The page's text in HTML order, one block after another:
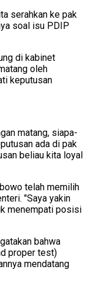
serahkan ke pak
soal isu PDIP
di kabinet
oleh
keputusan
matang, siapa-
ada di pak
beliau kita loyal
telah memilih
"Saya yakin
menempati posisi
bahwa
proper test)
mendatang